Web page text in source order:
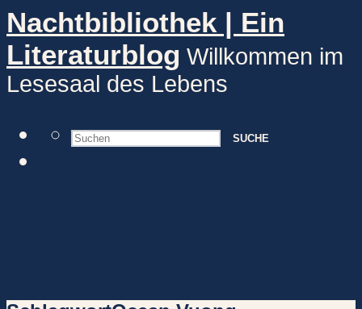
Nachtbibliothek | Ein
Literaturblog Willkommen im
Lesesaal des Lebens
SUCHE